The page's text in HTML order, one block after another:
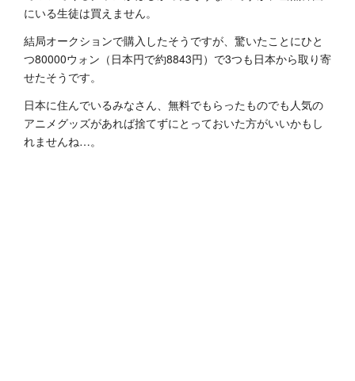
にいる生徒は買えません。
結局オークションで購入したそうですが、驚いたことにひと
つ80000ウォン（日本円で約8843円）で3つも日本から取り寄
せたそうです。
日本に住んでいるみなさん、無料でもらったものでも人気の
アニメグッズがあれば捨てずにとっておいた方がいいかもし
れませんね…。